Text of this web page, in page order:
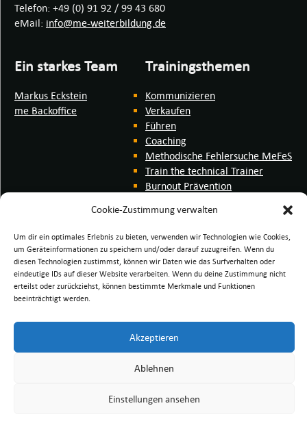
Cookie-Zustimmung verwalten
Um dir ein optimales Erlebnis zu bieten, verwenden wir Technologien wie Cookies,
um Geräteinformationen zu speichern und/oder darauf zuzugreifen. Wenn du
diesen Technologien zustimmst, können wir Daten wie das Surfverhalten oder
eindeutige IDs auf dieser Website verarbeiten. Wenn du deine Zustimmung nicht
erteilst oder zurückziehst, können bestimmte Merkmale und Funktionen
beeinträchtigt werden.
Akzeptieren
Ablehnen
Einstellungen ansehen
Telefon: +49 (0) 91 92 / 99 43 680
eMail: info@me-weiterbildung.de
Ein starkes Team
Markus Eckstein
me Backoffice
Trainingsthemen
Kommunizieren
Verkaufen
Führen
Coaching
Methodische Fehlersuche MeFeS
Train the technical Trainer
Burnout Prävention
Hybrides Trainieren
me web distance learning
me wdl video forum
me Trainingssystem